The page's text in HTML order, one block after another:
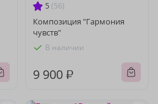
5 (56)
Композиция "Гармония
чувств"
В наличии
9 900 ₽